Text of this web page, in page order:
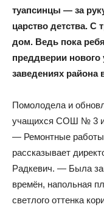
туапсинцы — за
царство детства. С
дом. Ведь пока
преддверии нового
заведениях района
Помолодела и
учащихся СОШ № 3
— Ремонтные
рассказывает
Радкевич. — Была
времён, напольная
светлого оттенка